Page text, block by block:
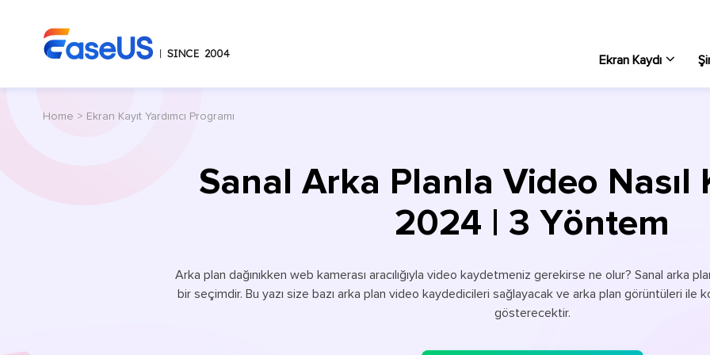
Ekran Kaydı
Home > Ekran Kayıt Yardımcı Programı
Sanal Arka Planla Video Nasıl
2024 | 3 Yöntem
Arka plan dağınıkken web kamerası aracılığıyla video kaydetmeniz gerekirse ne olur? Sanal arka
bir seçimdir. Bu yazı size bazı arka plan video kaydedicileri sağlayacak ve arka plan görüntüleri ile
gösterecektir.